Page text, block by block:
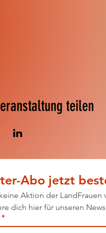
teilen
Abo jetzt
Aktion der LandFrauen
dich hier für unseren
*